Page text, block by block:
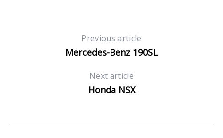
Previous article
Mercedes-Benz 190SL
Next article
Honda NSX